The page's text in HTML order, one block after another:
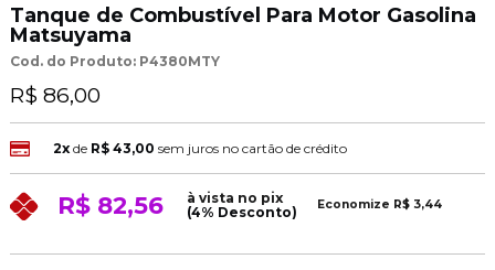
Tanque de Combustível Para Motor Gasolina
Matsuyama
Cod. do Produto: P4380MTY
R$ 86,00
2xde R$ 43,00 sem juros no cartão de crédito
R$ 82,56
à vista no pix
(4% Desconto)
Economize R$ 3,44